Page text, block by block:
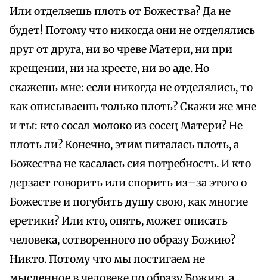
Или отделяешь плоть от Божества? Да не
будет! Потому что никогда они не отделялись
друг от друга, ни во чреве Матери, ни при
крещении, ни на кресте, ни во аде. Но
скажешь мне: если никогда не отделялись, то
как описываешь только плоть? Скажи же мне
и ты: кто сосал молоко из сосец Матери? Не
плоть ли? Конечно, этим питалась плоть, а
Божества не касалась сия потребность. И кто
дерзает говорить или спорить из–за этого о
Божестве и погубить душу свою, как многие
еретики? Или кто, опять, может описать
человека, сотворенного по образу Божию?
Никто. Потому что мы постигаем не